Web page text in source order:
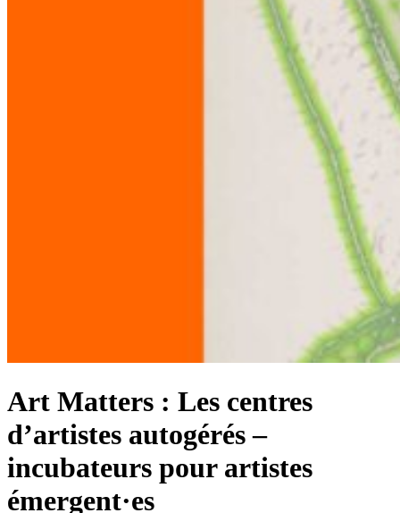
Art Matters : Les centres
d’artistes autogérés –
incubateurs pour artistes
émergent·es